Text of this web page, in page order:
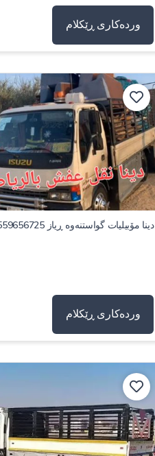
وردەکاری ڕێکلام
دینا مۆبیلیات گواستنەوە ڕیاز 0559656725
وردەکاری ڕێکلام